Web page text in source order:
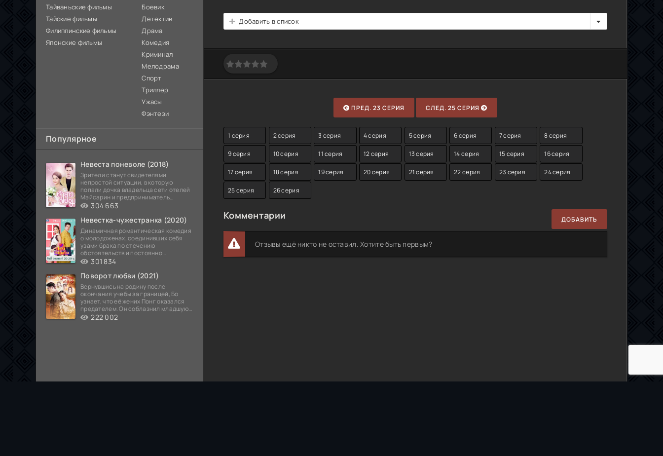
Тайваньские фильмы
Тайские фильмы
Филиппинские фильмы
Японские фильмы
Боевик
Детектив
Драма
Комедия
Криминал
Мелодрама
Спорт
Триллер
Ужасы
Фэнтези
Популярное
Невеста поневоле (2018)
Зрители станут свидетелями
непростой ситуации, в которую
попали дочка владельца сети отелей
Мэйсарин и предприниматель
Кетдэн. Обоих главных героев
304 663
Невестка-чужестранка (2020)
Динамичная романтическая комедия
о молодоженах, соединивших себя
узами брака по стечению
обстоятельств и постоянно
попадающих в курьезные ситуации...
301 834
Поворот любви (2021)
Вернувшись на родину после
окончания учебы за границей, Бо
узнает, что её жених Понг оказался
предателем. Он соблазнил младшую
сестру хозяина
222 002
Добавить в список
1
ПРЕД. 23 СЕРИЯ СЛЕД. 25 СЕРИЯ
1 серия 2 серия 3 серия 4 серия 5 серия 6 серия 7 серия 8 серия
9 серия 10 серия 11 серия 12 серия 13 серия 14 серия 15 серия 16 серия
17 серия 18 серия 19 серия 20 серия 21 серия 22 серия 23 серия 24 серия
25 серия 26 серия
Комментарии ДОБАВИТЬ
Отзывы ещё никто не оставил. Хотите быть первым?